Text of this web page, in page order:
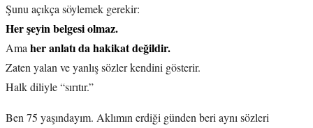
Şunu açıkça söylemek gerekir:
Her şeyin belgesi olmaz.
Ama her anlatı da hakikat değildir.
Zaten yalan ve yanlış sözler kendini gösterir.
Halk diliyle “sırıtır.”
Ben 75 yaşındayım. Aklımın erdiği günden beri aynı sözleri